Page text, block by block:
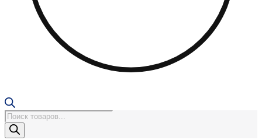
Поиск
товаров